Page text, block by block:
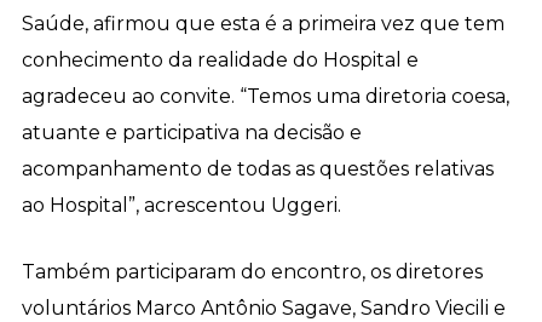
Saúde, afirmou que esta é a primeira vez que tem
conhecimento da realidade do Hospital e
agradeceu ao convite. “Temos uma diretoria coesa,
atuante e participativa na decisão e
acompanhamento de todas as questões relativas
ao Hospital”, acrescentou Uggeri.
Também participaram do encontro, os diretores
voluntários Marco Antônio Sagave, Sandro Viecili e